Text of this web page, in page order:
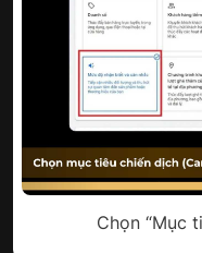
Chọn “Mục